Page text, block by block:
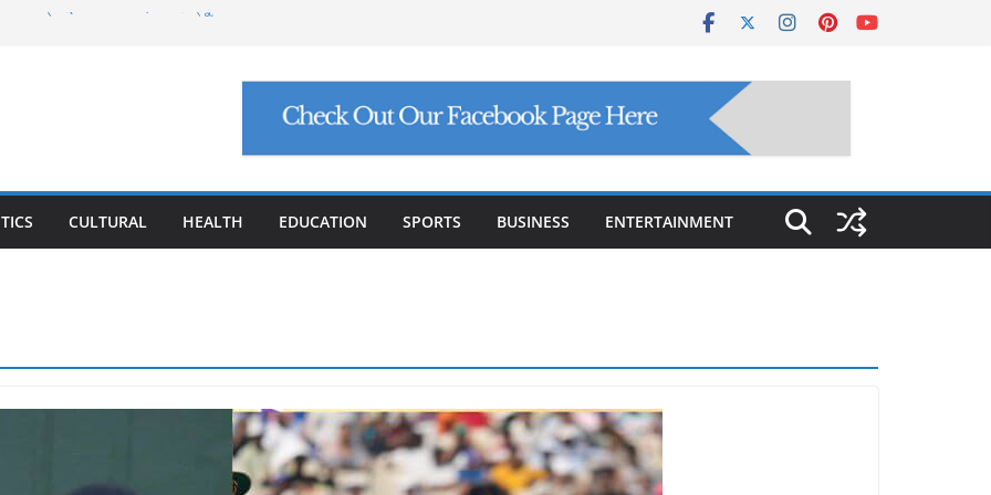
ଉନ୍ନୟନ କମିଶନର, ସଚିବଙ୍କୁ କଠୋର
ମୁଖ୍ୟ ପ୍ରଶାସକଙ୍କ ଦସ୍ତଖତ ଜାଲ୍
ସୁପ୍ରିମକୋର୍ଟଙ୍କ ବଡ଼ ନିର୍ଦ୍ଦେଶ
ଗ୍ରାମ ସୁନା-ଶାଢ଼ୀ, ଏଆଇ ପ୍ରଶିକ୍ଷଣ ପାଇଁ ୫
CULTURAL HEALTH EDUCATION SPORTS BUSINESS ENTERTAINMENT